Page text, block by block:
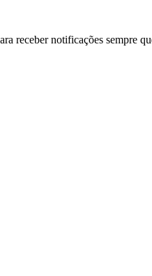
receber notificações sempre